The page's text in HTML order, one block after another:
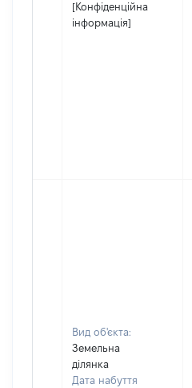
[Конфіденційна
інформація]
Вид об'єкта:
Земельна
ділянка
Дата набуття